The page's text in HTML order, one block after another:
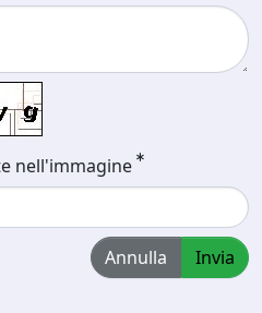
nell'immagine
Annulla Invia